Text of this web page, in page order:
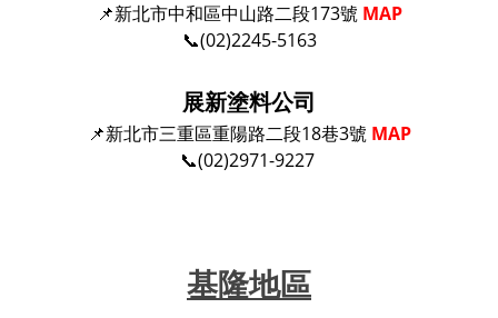
📌新北市中和區中山路二段173號 MAP
📞(02)2245-5163
展新塗料公司
📌新北市三重區重陽路二段18巷3號 MAP
📞(02)2971-9227
基隆地區